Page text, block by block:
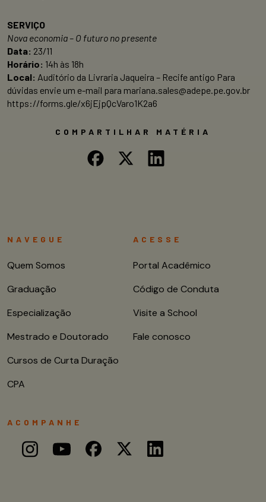
SERVIÇO
Nova economia – O futuro no presente
Data: 23/11
Horário: 14h às 18h
Local: Auditório da Livraria Jaqueira – Recife antigo Para
dúvidas envie um e-mail para mariana.sales@adepe.pe.gov.br
https://forms.gle/x6jEjpQcVaro1K2a6
COMPARTILHAR MATÉRIA
NAVEGUE
Quem Somos
Graduação
Especialização
Mestrado e Doutorado
Cursos de Curta Duração
CPA
ACESSE
Portal Acadêmico
Código de Conduta
Visite a School
Fale conosco
ACOMPANHE